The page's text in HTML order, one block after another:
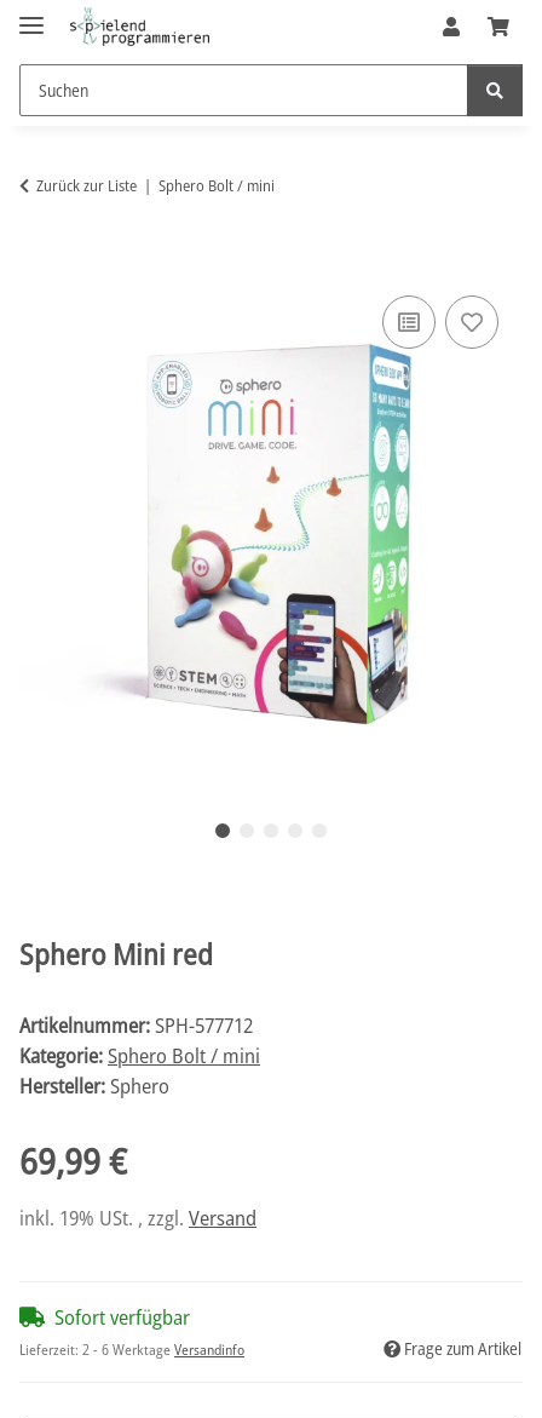
Zurück zur Liste Sphero Bolt / mini
Sphero Mini red
Artikelnummer:SPH-577712
Kategorie:Sphero Bolt / mini
Hersteller:Sphero
69,99 €
inkl. 19% USt. , zzgl. Versand
Sofort verfügbar
Lieferzeit: 2 - 6 WerktageVersandinfo Frage zum Artikel